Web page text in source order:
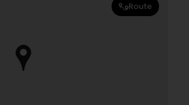
Route